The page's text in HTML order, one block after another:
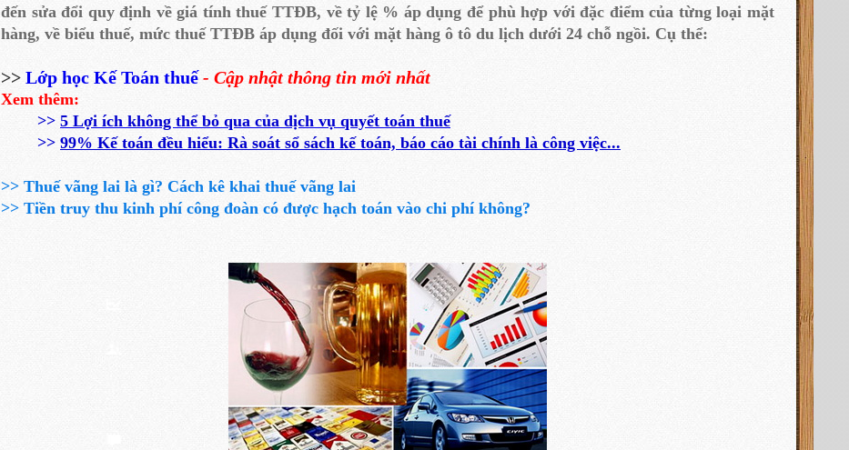
đến sửa đổi quy định về giá tính thuế TTĐB, về tỷ lệ % áp dụng để phù hợp với đặc điểm của từng loại mặt
hàng, về biểu thuế, mức thuế TTĐB áp dụng đối với mặt hàng ô tô du lịch dưới 24 chỗ ngồi. Cụ thể:
>> Lớp học Kế Toán thuế- Cập nhật thông tin mới nhất
Xem thêm:
>> 5 Lợi ích không thể bỏ qua của dịch vụ quyết toán thuế
>> 99% Kế toán đều hiểu: Rà soát sổ sách kế toán, báo cáo tài chính là công việc...
>> Thuế vãng lai là gì? Cách kê khai thuế vãng lai
>> Tiền truy thu kinh phí công đoàn có được hạch toán vào chi phí không?